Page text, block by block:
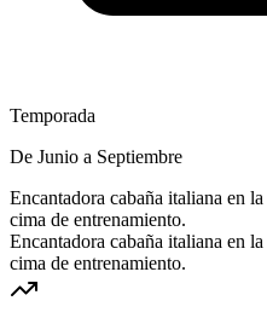
Temporada
De Junio a Septiembre
Encantadora cabaña italiana en
cima de entrenamiento.
Encantadora cabaña italiana en
cima de entrenamiento.